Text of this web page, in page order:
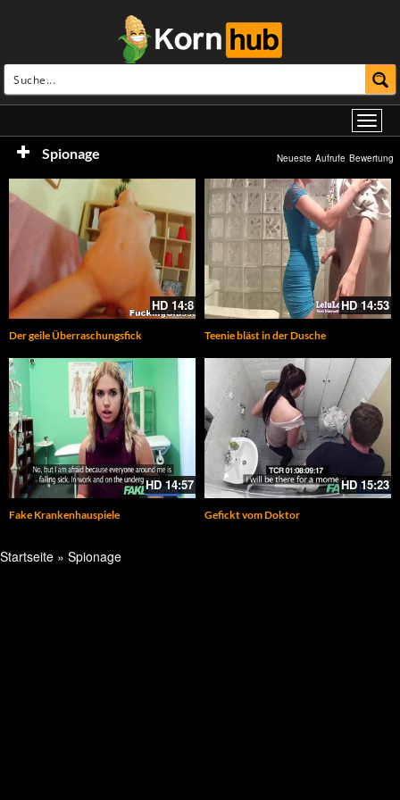
Spionage Neueste Aufrufe Bewertung
HD 14:8
Der geile Überraschungsfick
HD14:53
Teenie bläst in der Dusche
HD14:57
Fake Krankenhauspiele
HD15:23
Gefickt vom Doktor
Startseite » Spionage